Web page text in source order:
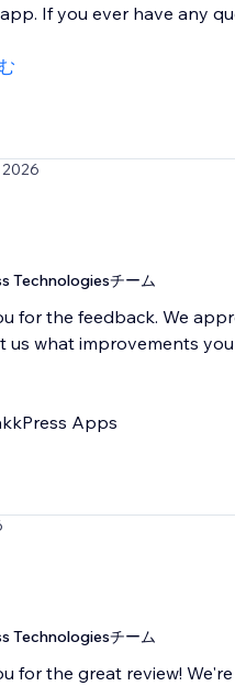
If you ever have any
2026
Technologiesチーム
for the feedback. We
us what improvements
Apps
Technologiesチーム
for the great review!